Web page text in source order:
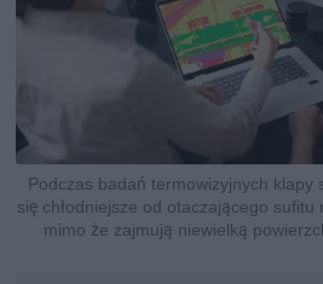
Podczas badań termowizyjnych klapy
się chłodniejsze od otaczającego
mimo że zajmują niewielką